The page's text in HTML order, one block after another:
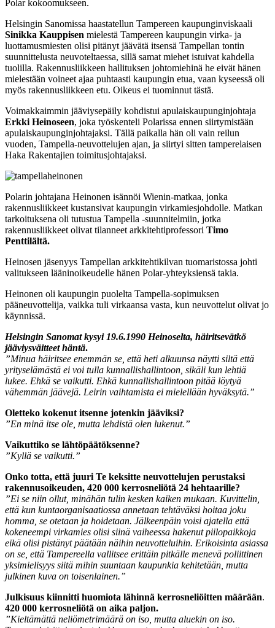
Polar kokoomukseen.
Helsingin Sanomissa haastatellun Tampereen kaupunginviskaali
Sinikka Kauppisen mielestä Tampereen kaupungin virka- ja
luottamusmiesten olisi pitänyt jäävätä itsensä Tampellan tontin
suunnittelusta neuvoteltaessa, sillä samat miehet istuivat kahdella
tuolilla. Rakennusliikkeen hallituksen johtomiehinä he eivät hänen
mielestään voineet ajaa puhtaasti kaupungin etua, vaan kyseessä oli
myös rakennusliikkeen etu. Oikeus ei tuominnut tästä.
Voimakkaimmin jääviysepäily kohdistui apulaiskaupunginjohtaja
Erkki Heinoseen, joka työskenteli Polarissa ennen siirtymistään
apulaiskaupunginjohtajaksi. Tällä paikalla hän oli vain reilun
vuoden, Tampella-neuvottelujen ajan, ja siirtyi sitten tamperelaisen
Haka Rakentajien toimitusjohtajaksi.
Polarin johtajana Heinonen isännöi Wienin-matkaa, jonka
rakennusliikkeet kustansivat kaupungin virkamiesjohdolle. Matkan
tarkoituksena oli tutustua Tampella -suunnitelmiin, jotka
rakennusliikkeet olivat tilanneet arkkitehtiprofessori Timo
Penttilältä.
Heinosen jäsenyys Tampellan arkkitehtikilvan tuomaristossa johti
valitukseen lääninoikeudelle hänen Polar-yhteyksiensä takia.
Heinonen oli kaupungin puolelta Tampella-sopimuksen
pääneuvottelija, vaikka tuli virkaansa vasta, kun neuvottelut olivat jo
käynnissä.
Helsingin Sanomat kysyi 19.6.1990 Heinoselta, häiritsevätkö
jääviysväitteet häntä.
”Minua häiritsee enemmän se, että heti alkuunsa näytti siltä että
yrityselämästä ei voi tulla kunnallishallintoon, sikäli kun lehtiä
lukee. Ehkä se vaikutti. Ehkä kunnallishallintoon pitää löytyä
vähemmän jäävejä. Leirin vaihtamista ei mielellään hyväksytä.”
Oletteko kokenut itsenne jotenkin jääviksi?
”En minä itse ole, mutta lehdistä olen lukenut.”
Vaikuttiko se lähtöpäätöksenne?
”Kyllä se vaikutti.”
Onko totta, että juuri Te keksitte neuvottelujen perustaksi
rakennusoikeuden, 420 000 kerrosneliötä 24 hehtaarille?
”Ei se niin ollut, minähän tulin kesken kaiken mukaan. Kuvittelin,
että kun kuntaorganisaatiossa annetaan tehtäväksi hoitaa joku
homma, se otetaan ja hoidetaan. Jälkeenpäin voisi ajatella että
kokeneempi virkamies olisi siinä vaiheessa hakenut piilopaikkoja
eikä olisi pistänyt päätään näihin neuvotteluihin. Erikoisinta asiassa
on se, että Tampereella vallitsee erittäin pitkälle menevä poliittinen
yksimielisyys siitä mihin suuntaan kaupunkia kehitetään, mutta
julkinen kuva on toisenlainen.”
Julkisuus kiinnitti huomiota lähinnä kerrosneliöitten määrään.
420 000 kerrosneliötä on aika paljon.
”Kieltämättä neliömetrimäärä on iso, mutta aluekin on iso.